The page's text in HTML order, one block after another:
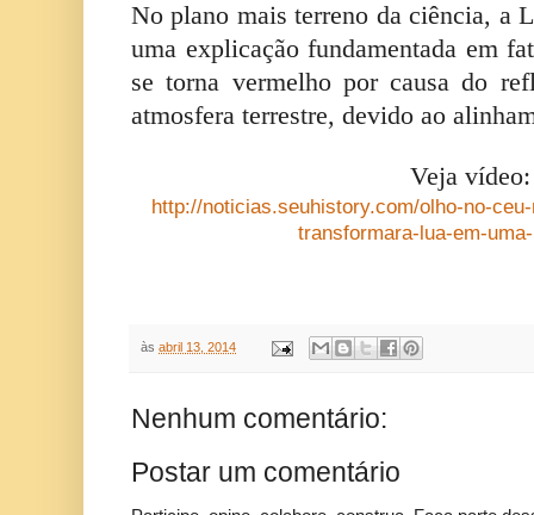
No plano mais terreno da ciência, a
uma explicação fundamentada em
se torna vermelho por causa do
atmosfera terrestre, devido ao
Veja vídeo:
http://noticias.seuhistory.com/olho-no-
transformara-lua-em-
às abril 13, 2014
Nenhum comentário:
Postar um comentário